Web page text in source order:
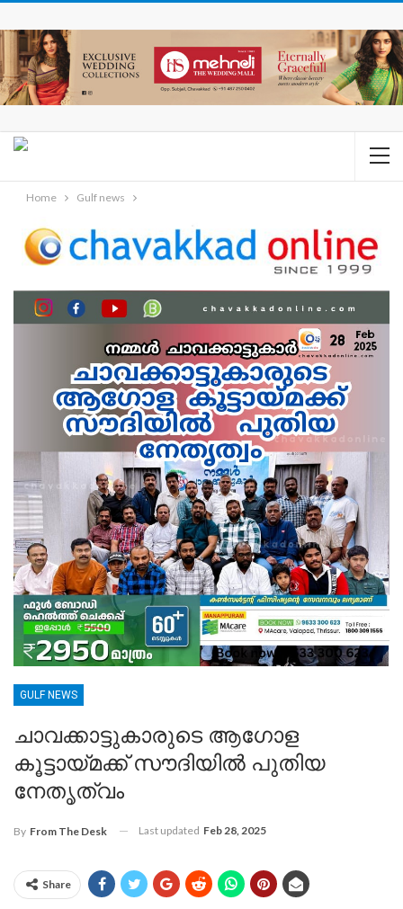
Home Gulf news
GULF NEWS
ചാവക്കാട്ടുകാരുടെ ആഗോള
കൂട്ടായ്മക്ക് സൗദിയിൽ പുതിയ
നേതൃത്വം
By From The Desk Last updated Feb 28, 2025
Share